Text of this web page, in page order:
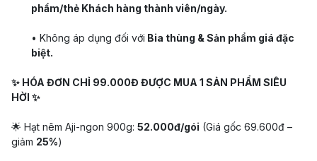
phẩm/thẻ Khách hàng thành viên/ngày.
• Không áp dụng đối với Bia thùng & Sản phẩm giá đặc
biệt.
✨ HÓA ĐƠN CHỈ 99.000Đ ĐƯỢC MUA 1 SẢN PHẨM SIÊU
HỜI ✨
🌟 Hạt nêm Aji-ngon 900g: 52.000đ/gói (Giá gốc 69.600đ –
giảm 25%)